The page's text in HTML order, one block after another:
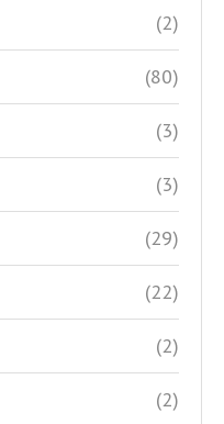
(2)
(80)
(3)
(3)
(29)
(22)
(2)
(2)